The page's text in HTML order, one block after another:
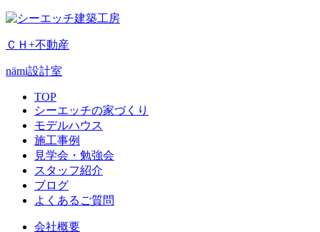
ＣＨ+不動産
nämi設計室
TOP
シーエッチの家づくり
モデルハウス
施工事例
見学会・勉強会
スタッフ紹介
ブログ
よくあるご質問
会社概要